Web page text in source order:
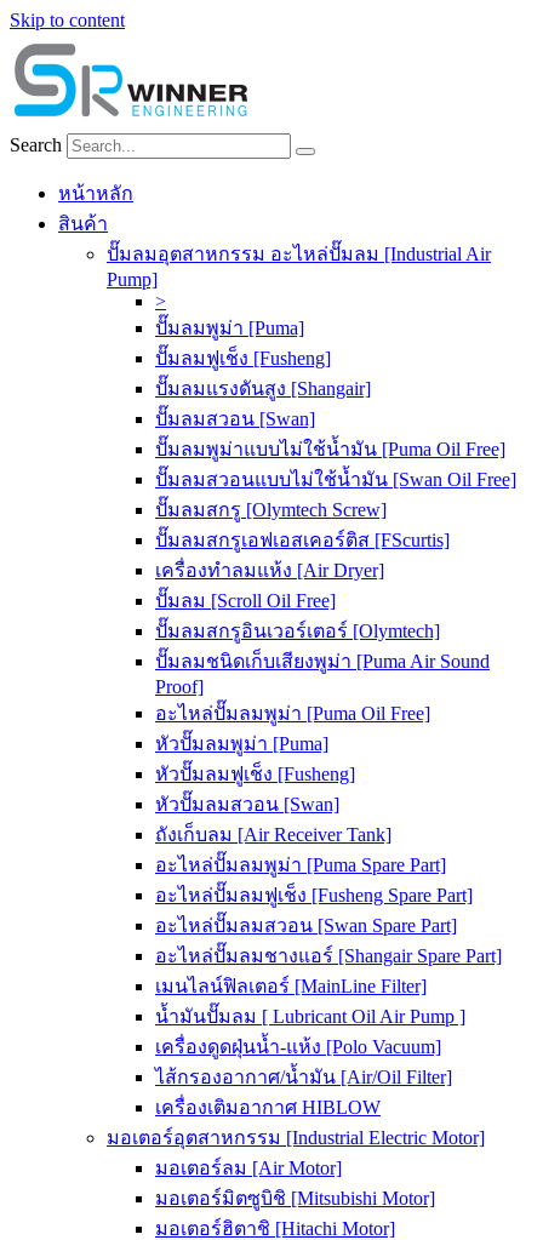
Skip to content
Search
หน้าหลัก
สินค้า
ปั๊มลมอุตสาหกรรม อะไหล่ปั๊มลม [Industrial Air
Pump]
>
ปั๊มลมพูม่า [Puma]
ปั๊มลมฟูเช็ง [Fusheng]
ปั๊มลมแรงดันสูง [Shangair]
ปั๊มลมสวอน [Swan]
ปั๊มลมพูม่าแบบไม่ใช้น้ำมัน [Puma Oil Free]
ปั๊มลมสวอนแบบไม่ใช้น้ำมัน [Swan Oil Free]
ปั๊มลมสกรู [Olymtech Screw]
ปั๊มลมสกรูเอฟเอสเคอร์ติส [FScurtis]
เครื่องทำลมแห้ง [Air Dryer]
ปั๊มลม [Scroll Oil Free]
ปั๊มลมสกรูอินเวอร์เตอร์ [Olymtech]
ปั๊มลมชนิดเก็บเสียงพูม่า [Puma Air Sound
Proof]
อะไหล่ปั๊มลมพูม่า [Puma Oil Free]
หัวปั๊มลมพูม่า [Puma]
หัวปั๊มลมฟูเช็ง [Fusheng]
หัวปั๊มลมสวอน [Swan]
ถังเก็บลม [Air Receiver Tank]
อะไหล่ปั๊มลมพูม่า [Puma Spare Part]
อะไหล่ปั๊มลมฟูเช็ง [Fusheng Spare Part]
อะไหล่ปั๊มลมสวอน [Swan Spare Part]
อะไหล่ปั๊มลมชางแอร์ [Shangair Spare Part]
เมนไลน์ฟิลเตอร์ [MainLine Filter]
น้ำมันปั๊มลม [ Lubricant Oil Air Pump ]
เครื่องดูดฝุ่นน้ำ-แห้ง [Polo Vacuum]
ไส้กรองอากาศ/น้ำมัน [Air/Oil Filter]
เครื่องเติมอากาศ HIBLOW
มอเตอร์อุตสาหกรรม [Industrial Electric Motor]
มอเตอร์ลม [Air Motor]
มอเตอร์มิตซูบิชิ [Mitsubishi Motor]
มอเตอร์ฮิตาชิ [Hitachi Motor]